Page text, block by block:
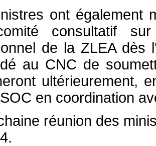
ont également
consultatif
de la ZLEA
au CNC de
ultérieurement,
en coordination
réunion des